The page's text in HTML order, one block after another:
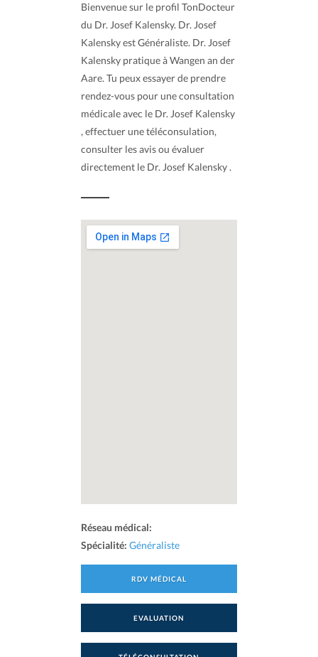
Bienvenue sur le profil TonDocteur
du Dr. Josef Kalensky. Dr. Josef
Kalensky est Généraliste. Dr. Josef
Kalensky pratique à Wangen an der
Aare. Tu peux essayer de prendre
rendez-vous pour une consultation
médicale avec le Dr. Josef Kalensky
, effectuer une téléconsulation,
consulter les avis ou évaluer
directement le Dr. Josef Kalensky .
Réseau médical:
Spécialité: Généraliste
RDV MÉDICAL
EVALUATION